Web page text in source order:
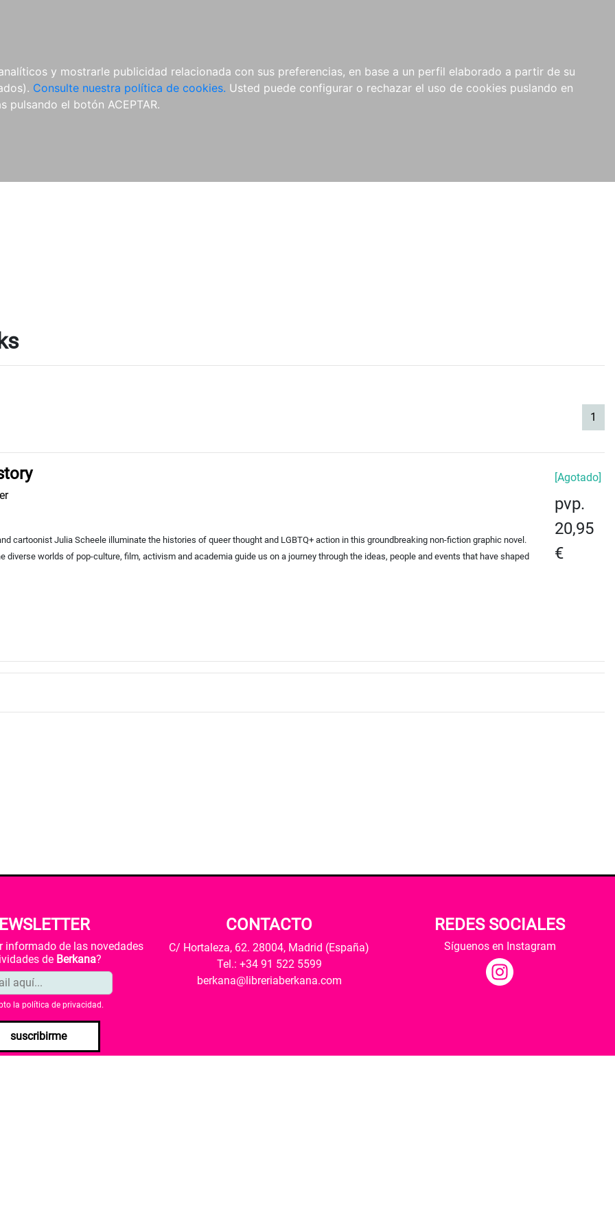
y mostrarle publicidad relacionada con sus preferencias, en base a un perfil elaborado a partir de su
Consulte nuestra política de cookies. Usted puede configurar o rechazar el uso de cookies puslando en
pulsando el botón ACEPTAR.
1
cartoonist Julia Scheele illuminate the histories of queer thought and LGBTQ+ action in this groundbreaking non-fiction graphic novel.
diverse worlds of pop-culture, film, activism and academia guide us on a journey through the ideas, people and events that have shaped
[Agotado]
pvp.
20,95
€
informado de las novedades
de Berkana?
la política de privacidad .
suscribirme
CONTACTO
C/ Hortaleza, 62. 28004, Madrid (España)
Tel.: +34 91 522 5599
berkana@libreriaberkana.com
REDES SOCIALES
Síguenos en Instagram